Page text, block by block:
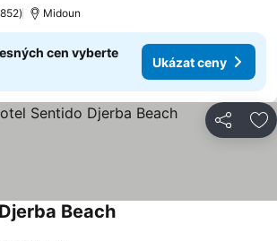
Midoun
cen vyberte
Ukázat ceny
Sdílet
BeachUkázat ceny